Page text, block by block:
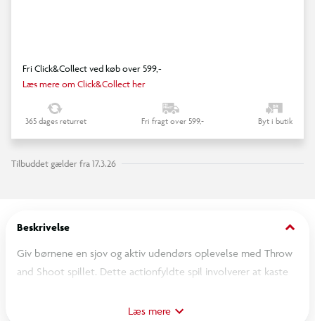
Fri Click&Collect ved køb over 599,-
Læs mere om Click&Collect her
365 dages returret Fri fragt over 599,- Byt i butik
Tilbuddet gælder fra 17.3.26
Beskrivelse keyboard_arrow_down
Giv børnene en sjov og aktiv udendørs oplevelse med Throw
and Shoot spillet. Dette actionfyldte spil involverer at kaste
Læs mere